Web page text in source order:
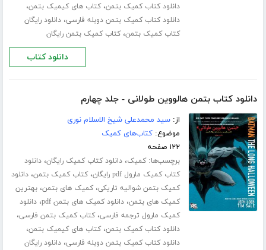
دانلود کتاب کمیک بتمن،کتاب های کیمیک بتمن،
دانلود کتاب کمیک بتمن دوبله فارسی،دانلود رایگان
کتاب کمیک بتمن،کتاب کمیک بتمن رایگان
دانلود کتاب
دانلود کتاب بتمن هالووین طولانی - جلد چهارم
از:سید محمدعلی شیخ الاسلام نوری
موضوع:کتاب‌های کمیک
۱۲۲ صفحه
برچسب‌ها:کمیک،دانلود کتاب کمیک رایگان،دانلود
کتاب کمیک مارول pdf رایگان
،کتاب کمیک بتمن،دانلود
کمیک بتمن شوالیه تاریکی،کمیک های بتمن،بهترین
کمیک های بتمن،دانلود کمیک های بتمن pdf ،دانلود
کمیک مارول ترجمه فارسی،کتاب کمیک بتمن فارسی،
دانلود کتاب کمیک بتمن،کتاب های کیمیک بتمن،
دانلود کتاب کمیک بتمن دوبله فارسی،دانلود رایگان